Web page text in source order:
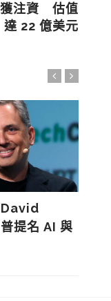
獲注資 估值
達 22 億美元
David
提名 AI 與